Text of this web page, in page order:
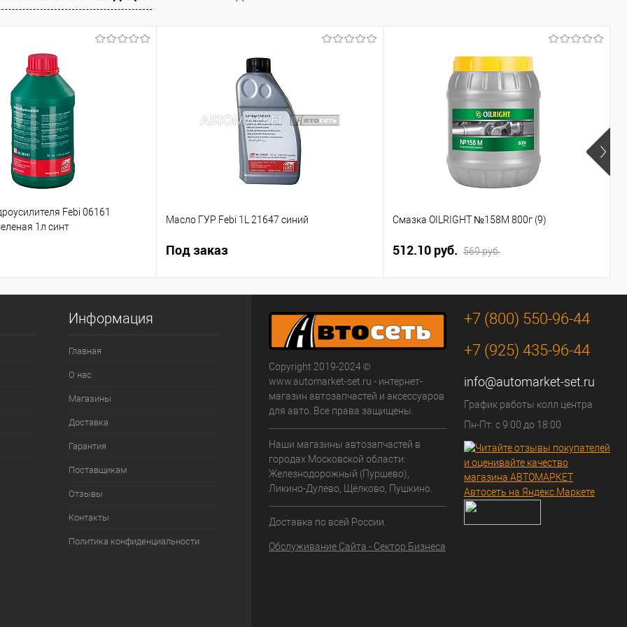
Febi 06161
1л синт
Масло ГУР Febi 1L 21647 синий
Под заказ
Смазка OILRIGHT №158М 800г (9)
512.10 руб. 569 руб.
Информация
Главная
О нас
Магазины
Доставка
Гарантия
Поставщикам
Отзывы
Контакты
Политика конфиденциальности
Copyright 2019-2024 ©
www.automarket-set.ru - интернет-
магазин автозапчастей и аксессуаров
для авто. Все права защищены.
Наши магазины автозапчастей в
городах Московской области:
Железнодорожный (Пуршево),
Ликино-Дулево, Щёлково, Пушкино.
Доставка по всей России.
Обслуживание Сайта - Сектор Бизнеса
+7 (800) 550-96-44
+7 (925) 435-96-44
info@automarket-set.ru
График работы колл центра
Пн-Пт: с 9:00 до 18:00